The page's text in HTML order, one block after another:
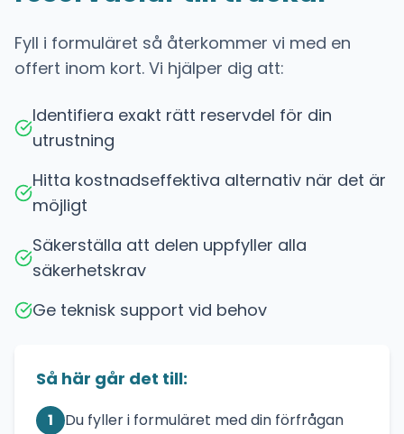
Fyll i formuläret så återkommer vi med en
offert inom kort. Vi hjälper dig att:
Identifiera exakt rätt reservdel för din
utrustning
Hitta kostnadseffektiva alternativ när det är
möjligt
Säkerställa att delen uppfyller alla
säkerhetskrav
Ge teknisk support vid behov
Så här går det till:
1 Du fyller i formuläret med din förfrågan